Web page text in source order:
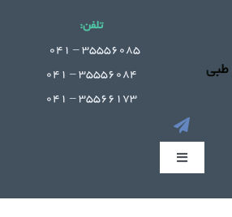
تلفن:
35556085 – 041
35556084 – 041
35566173 – 041
Toggle